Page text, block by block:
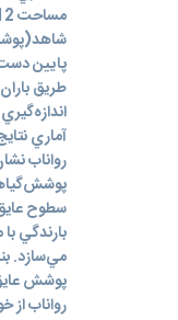
پايين
طريق
سطوح عايق
مي‌سازد.
پوشش
رواناب